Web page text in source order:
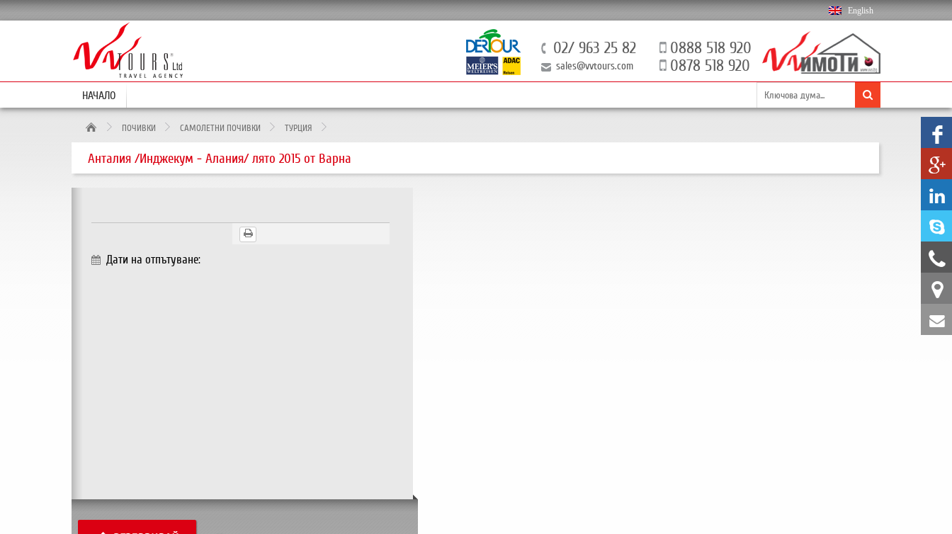
English
0888 518 920
02/ 963 25 82
0878 518 920
sales@vvtours.com
НАЧАЛО
ПОЧИВКИ САМОЛЕТНИ ПОЧИВКИ TУРЦИЯ
Анталия /Инджекум - Алания/ лято 2015 от Варна
Дати на отпътуване: